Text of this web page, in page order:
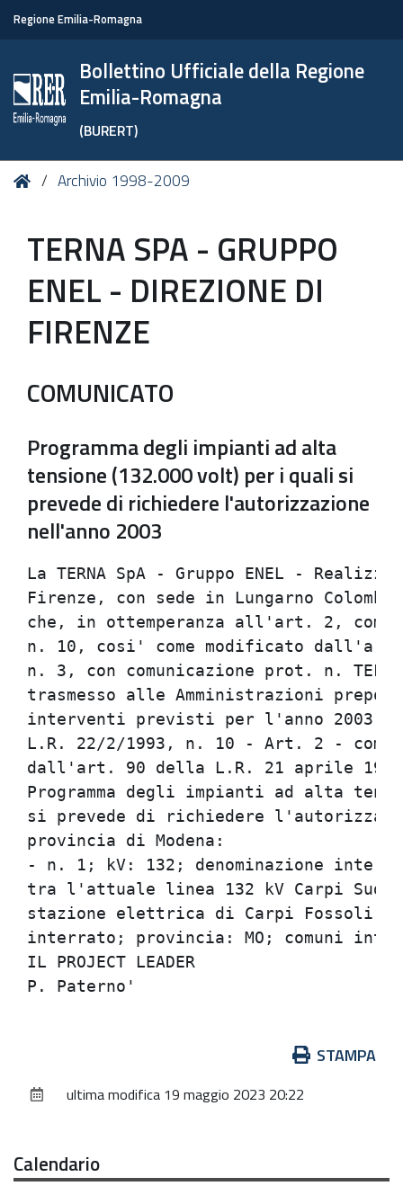
Regione Emilia-Romagna
Bollettino Ufficiale della Regione
Emilia-Romagna
(BURERT)
Tu HomeArchivio 1998-2009
TERNA SPA - GRUPPO
ENEL - DIREZIONE DI
FIRENZE
COMUNICATO
Programma degli impianti ad alta
tensione (132.000 volt) per i quali si
prevede di richiedere l'autorizzazione
nell'anno 2003
La TERNA SpA - Gruppo ENEL -
Firenze, con sede in Lungarno
che, in ottemperanza all'art. 2,
n. 10, cosi' come modificato
n. 3, con comunicazione prot. n.
trasmesso alle Amministrazioni
interventi
L.R. 22/2/1993, n. 10 - Art.
dall'art. 90 della
Programma degli impianti ad
si prevede di richiedere
provincia
- n. 1; kV: 132;
tra l'attuale linea 132 kV
stazione elettrica di Carpi
interrato; provincia:
IL
documento
STAMPA
ultima modifica 19 maggio 2023 20:22
Calendario